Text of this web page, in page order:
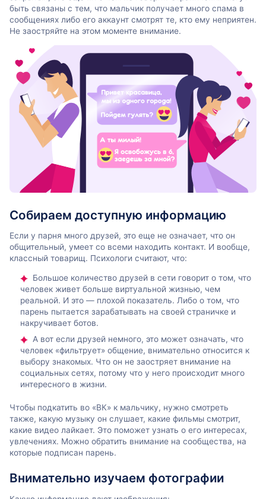
быть связаны с тем, что мальчик получает много спама в
сообщениях либо его аккаунт смотрят те, кто ему неприятен.
Не заостряйте на этом моменте внимание.
Собираем доступную информацию
Если у парня много друзей, это еще не означает, что он
общительный, умеет со всеми находить контакт. И вообще,
классный товарищ. Психологи считают, что:
Большое количество друзей в сети говорит о том, что
человек живет больше виртуальной жизнью, чем
реальной. И это — плохой показатель. Либо о том, что
парень пытается зарабатывать на своей страничке и
накручивает ботов.
А вот если друзей немного, это может означать, что
человек «фильтрует» общение, внимательно относится к
выбору знакомых. Что он не заостряет внимание на
социальных сетях, потому что у него происходит много
интересного в жизни.
Чтобы подкатить во «ВК» к мальчику, нужно смотреть
также, какую музыку он слушает, какие фильмы смотрит,
какие видео лайкает. Это поможет узнать о его интересах,
увлечениях. Можно обратить внимание на сообщества, на
которые подписан парень.
Внимательно изучаем фотографии